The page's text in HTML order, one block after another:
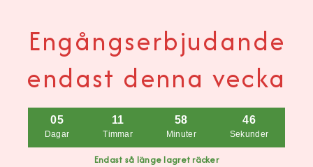
Engångserbjudande
endast denna vecka
05
Dagar
11
Timmar
58
Minuter
45
Sekunder
Endast så länge lagret räcker